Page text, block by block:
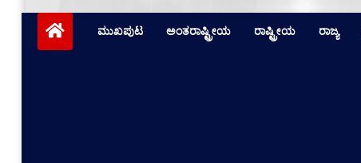
ಮುಖಪುಟ ಅಂತರಾಷ್ಟ್ರೀಯ ರಾಷ್ಟ್ರೀಯ ರಾಜ್ಯ